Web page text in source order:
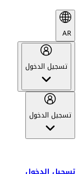
AR
تسجيل الدخول
تسجيل الدخول